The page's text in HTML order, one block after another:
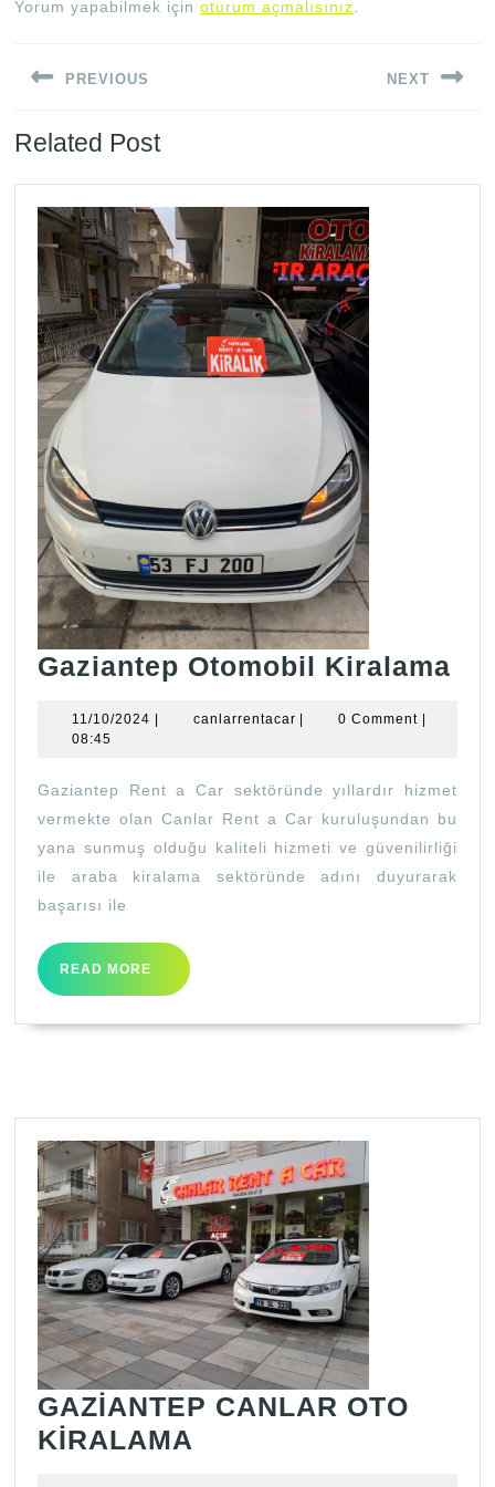
Yorum yapabilmek içinoturum açmalısınız
gezinmesi
PREVIOUS
post:
NEXT
Related Post
Gaziantep Otomobil Kiralama
11/10/2024 11/10/2024canlarrentacarcanlarrentacar
0 Comment
08:45
Gaziantep Rent a Car sektöründe yıllardır hizmet
vermekte olan Canlar Rent a Car kuruluşundan bu
yana sunmuş olduğu kaliteli hizmeti ve güvenilirliği
ile araba kiralama sektöründe adını duyurarak
başarısı ile
READ MORE
READ
MORE
GAZİANTEP CANLAR OTO
KİRALAMA